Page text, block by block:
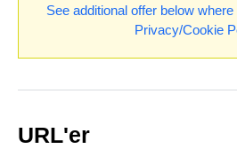
See additional offer below where
Privacy/Cookie
URL'er